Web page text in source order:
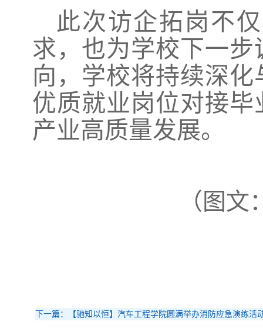
此次访企拓岗不
求，也为学校下一
向，学校将持续深
优质就业岗位对接
产业高质量发展。
（图
下一篇：【驰知以恒】汽车工程学院圆满举办消防应急演练活